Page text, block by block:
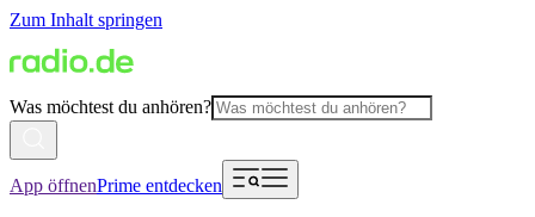
Zum Inhalt springen
Was möchtest du anhören?
App öffnenPrime entdecken